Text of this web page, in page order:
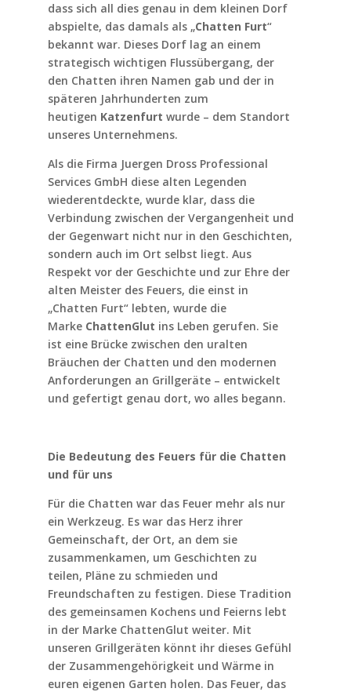
dass sich all dies genau in dem kleinen Dorf
abspielte, das damals als „Chatten Furt“
bekannt war. Dieses Dorf lag an einem
strategisch wichtigen Flussübergang, der
den Chatten ihren Namen gab und der in
späteren Jahrhunderten zum
heutigen Katzenfurt wurde – dem Standort
unseres Unternehmens.
Als die Firma Juergen Dross Professional
Services GmbH diese alten Legenden
wiederentdeckte, wurde klar, dass die
Verbindung zwischen der Vergangenheit und
der Gegenwart nicht nur in den Geschichten,
sondern auch im Ort selbst liegt. Aus
Respekt vor der Geschichte und zur Ehre der
alten Meister des Feuers, die einst in
„Chatten Furt“ lebten, wurde die
Marke ChattenGlut ins Leben gerufen. Sie
ist eine Brücke zwischen den uralten
Bräuchen der Chatten und den modernen
Anforderungen an Grillgeräte – entwickelt
und gefertigt genau dort, wo alles begann.
Die Bedeutung des Feuers für die Chatten
und für uns
Für die Chatten war das Feuer mehr als nur
ein Werkzeug. Es war das Herz ihrer
Gemeinschaft, der Ort, an dem sie
zusammenkamen, um Geschichten zu
teilen, Pläne zu schmieden und
Freundschaften zu festigen. Diese Tradition
des gemeinsamen Kochens und Feierns lebt
in der Marke ChattenGlut weiter. Mit
unseren Grillgeräten könnt ihr dieses Gefühl
der Zusammengehörigkeit und Wärme in
euren eigenen Garten holen. Das Feuer, das